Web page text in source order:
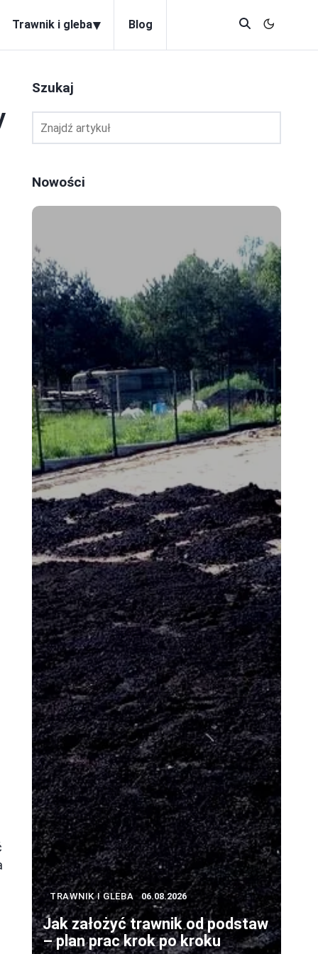
Trawnik i gleba▾ Blog
Szukaj
Nowości
TRAWNIK I GLEBA 06.08.2026
Jak założyć trawnik od podstaw
– plan prac krok po kroku